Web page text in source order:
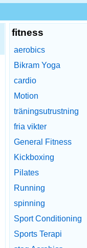
fitness
aerobics
Bikram Yoga
cardio
Motion
träningsutrustning
fria vikter
General Fitness
Kickboxing
Pilates
Running
spinning
Sport Conditioning
Sports Terapi